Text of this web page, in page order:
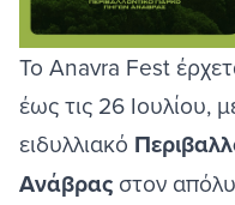
Το Anavra Fest
έως τις 26 Ιουλίου,
ειδυλλιακό
Ανάβρας στον